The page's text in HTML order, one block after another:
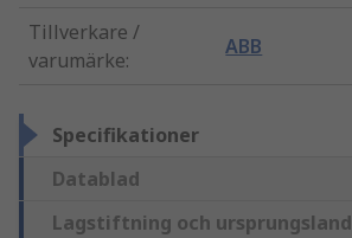
Tillverkare /
varumärke:
ABB
Specifikationer
Datablad
Lagstiftning och ursprungsland